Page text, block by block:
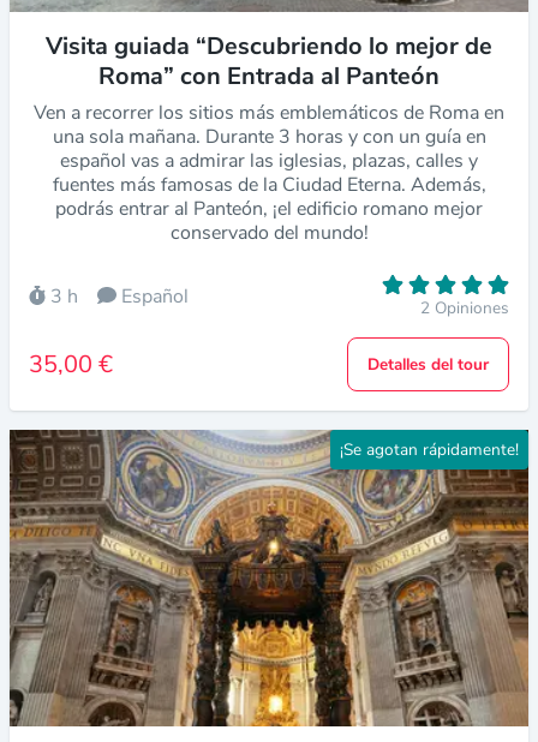
Visita guiada “Descubriendo lo mejor de
Roma” con Entrada al Panteón
Ven a recorrer los sitios más emblemáticos de Roma en
una sola mañana. Durante 3 horas y con un guía en
español vas a admirar las iglesias, plazas, calles y
fuentes más famosas de la Ciudad Eterna. Además,
podrás entrar al Panteón, ¡el edificio romano mejor
conservado del mundo!
3 h Español 2 Opiniones
35,00 € Detalles del tour
¡Se agotan rápidamente!